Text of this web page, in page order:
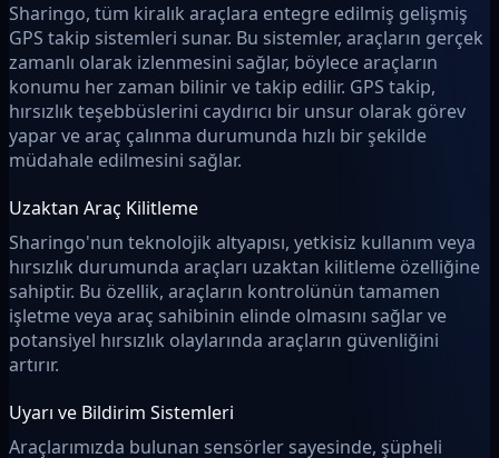
Sharingo, tüm kiralık araçlara entegre edilmiş gelişmiş
GPS takip sistemleri sunar. Bu sistemler, araçların gerçek
zamanlı olarak izlenmesini sağlar, böylece araçların
konumu her zaman bilinir ve takip edilir. GPS takip,
hırsızlık teşebbüslerini caydırıcı bir unsur olarak görev
yapar ve araç çalınma durumunda hızlı bir şekilde
müdahale edilmesini sağlar.
Uzaktan Araç Kilitleme
Sharingo'nun teknolojik altyapısı, yetkisiz kullanım veya
hırsızlık durumunda araçları uzaktan kilitleme özelliğine
sahiptir. Bu özellik, araçların kontrolünün tamamen
işletme veya araç sahibinin elinde olmasını sağlar ve
potansiyel hırsızlık olaylarında araçların güvenliğini
artırır.
Uyarı ve Bildirim Sistemleri
Araçlarımızda bulunan sensörler sayesinde, şüpheli